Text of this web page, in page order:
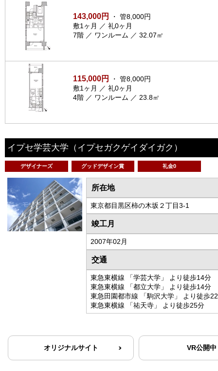
143,000円
・ 管8,000円
敷1ヶ月 ／ 礼0ヶ月
7階 ／ ワンルーム ／ 32.07㎡
115,000円
・ 管8,000円
敷1ヶ月 ／ 礼0ヶ月
4階 ／ ワンルーム ／ 23.8㎡
イプセ学芸大学 （イプセガクゲイダイガク）
デザイナーズ グッドデザイン賞 礼金0
所在地
東京都目黒区柿の木坂２丁目3-1
竣工月
2007年02月
交通
東急東横線 「学芸大学」 より徒歩14分
東急東横線 「都立大学」 より徒歩14分
東急田園都市線 「駒沢大学」 より徒歩
東急東横線 「祐天寺」 より徒歩25分
オリジナルサイト VR公開中